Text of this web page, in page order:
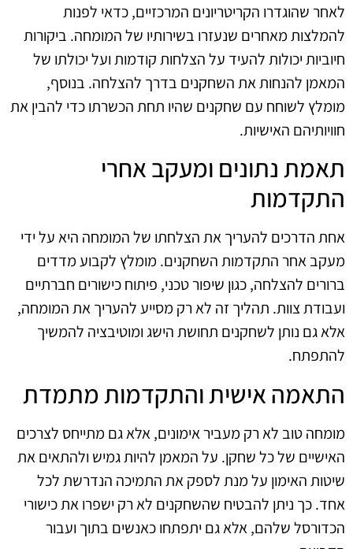
לאחר שהוגדרו הקריטריונים המרכזיים, כדאי לפנות
להמלצות מאחרים שנעזרו בשירותיו של המומחה. ביקורות
חיוביות יכולות להעיד על הצלחות קודמות ועל יכולתו של
המאמן להנחות את השחקנים בדרך להצלחה. בנוסף,
מומלץ לשוחח עם שחקנים שהיו תחת הכשרתו כדי להבין את
חוויותיהם האישיות.
תאמת נתונים ומעקב אחרי
התקדמות
אחת הדרכים להעריך את הצלחתו של המומחה היא על ידי
מעקב אחר התקדמות השחקנים. מומלץ לקבוע מדדים
ברורים להצלחה, כגון שיפור טכני, פיתוח כישורים חברתיים
ועבודת צוות. תהליך זה לא רק מסייע להעריך את המומחה,
אלא גם נותן לשחקנים תחושת הישג ומוטיבציה להמשיך
להתפתח.
התאמה אישית והתקדמות מתמדת
מומחה טוב לא רק מעביר אימונים, אלא גם מתייחס לצרכים
האישיים של כל שחקן. על המאמן להיות גמיש ולהתאים את
שיטות האימון על מנת לספק את התמיכה הנדרשת לכל
אחד. כך ניתן להבטיח שהשחקנים לא רק ישפרו את כישורי
הכדורסל שלהם, אלא גם יתפתחו כאנשים בתוך ועבור